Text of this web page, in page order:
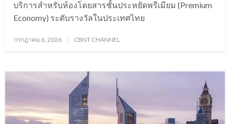
บริการสำหรับห้องโดยสารชั้นประหยัดพรีเมียม (Premium
Economy) ระดับรางวัลในประเทศไทย
Posted
กรกฎาคม 6, 2026 CBNT CHANNEL